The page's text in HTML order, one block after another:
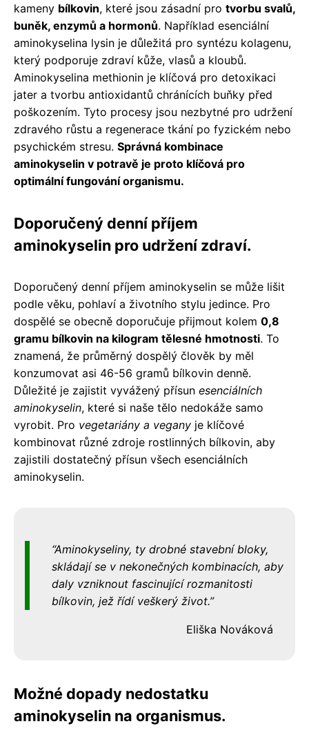
kameny bílkovin, které jsou zásadní pro tvorbu svalů,
buněk, enzymů a hormonů. Například esenciální
aminokyselina lysin je důležitá pro syntézu kolagenu,
který podporuje zdraví kůže, vlasů a kloubů.
Aminokyselina methionin je klíčová pro detoxikaci
jater a tvorbu antioxidantů chránících buňky před
poškozením. Tyto procesy jsou nezbytné pro udržení
zdravého růstu a regenerace tkání po fyzickém nebo
psychickém stresu. Správná kombinace
aminokyselin v potravě je proto klíčová pro
optimální fungování organismu.
Doporučený denní příjem
aminokyselin pro udržení zdraví.
Doporučený denní příjem aminokyselin se může lišit
podle věku, pohlaví a životního stylu jedince. Pro
dospělé se obecně doporučuje přijmout kolem 0,8
gramu bílkovin na kilogram tělesné hmotnosti. To
znamená, že průměrný dospělý člověk by měl
konzumovat asi 46-56 gramů bílkovin denně.
Důležité je zajistit vyvážený přísun esenciálních
aminokyselin, které si naše tělo nedokáže samo
vyrobit. Pro vegetariány a vegany je klíčové
kombinovat různé zdroje rostlinných bílkovin, aby
zajistili dostatečný přísun všech esenciálních
aminokyselin.
Aminokyseliny, ty drobné stavební bloky,
skládají se v nekonečných kombinacích, aby
daly vzniknout fascinující rozmanitosti
bílkovin, jež řídí veškerý život.
Eliška Nováková
Možné dopady nedostatku
aminokyselin na organismus.